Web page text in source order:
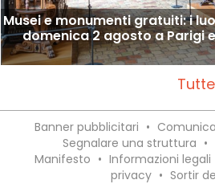
Musei e monumenti gratuiti: i
domenica 2 agosto a Parigi
Banner pubblicitari •
Segnalare una struttura •
Manifesto • Informazioni legali
privacy • Sortir